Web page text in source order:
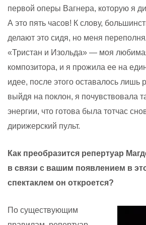
первой оперы Вагнера, которую я
А это пять часов! К слову,
делают это сидя, но меня
«Тристан и Изольда» — моя
композитора, и я прожила ее на
идее, после этого оставалось лишь
выйдя на поклон, я почувствовала
энергии, что готова была тотчас
дирижерский пульт.
Как преобразится репертуар
в связи с вашим появлением в
спектаклем он откроется?
По существующим